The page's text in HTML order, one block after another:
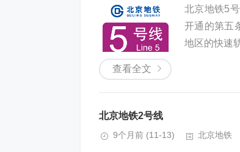
北京地铁5
开通的第五
地区的快速
查看全文
北京地铁2号线
9个月前 (11-13) 北京地铁